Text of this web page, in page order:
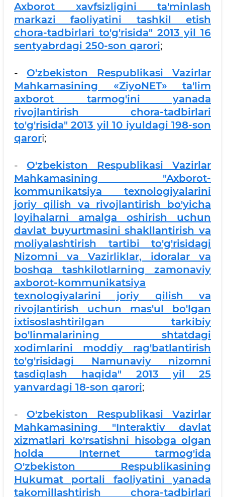
Axborot xavfsizligini ta'minlash
markazi faoliyatini tashkil etish
chora-tadbirlari to'g'risida" 2013 yil 16
sentyabrdagi 250-son qarori;
- O'zbekiston Respublikasi Vazirlar
Mahkamasining «ZiyoNET» ta'lim
axborot tarmog'ini yanada
rivojlantirish chora-tadbirlari
to'g'risida" 2013 yil 10 iyuldagi 198-son
qarori;
- O'zbekiston Respublikasi Vazirlar
Mahkamasining "Axborot-
kommunikatsiya texnologiyalarini
joriy qilish va rivojlantirish bo'yicha
loyihalarni amalga oshirish uchun
davlat buyurtmasini shakllantirish va
moliyalashtirish tartibi to'g'risidagi
Nizomni va Vazirliklar, idoralar va
boshqa tashkilotlarning zamonaviy
axborot-kommunikatsiya
texnologiyalarini joriy qilish va
rivojlantirish uchun mas'ul bo'lgan
ixtisoslashtirilgan tarkibiy
bo'linmalarining shtatdagi
xodimlarini moddiy rag'batlantirish
to'g'risidagi Namunaviy nizomni
tasdiqlash haqida" 2013 yil 25
yanvardagi 18-son qarori;
- O'zbekiston Respublikasi Vazirlar
Mahkamasining "Interaktiv davlat
xizmatlari ko'rsatishni hisobga olgan
holda Internet tarmog'ida
O'zbekiston Respublikasining
Hukumat portali faoliyatini yanada
takomillashtirish chora-tadbirlari